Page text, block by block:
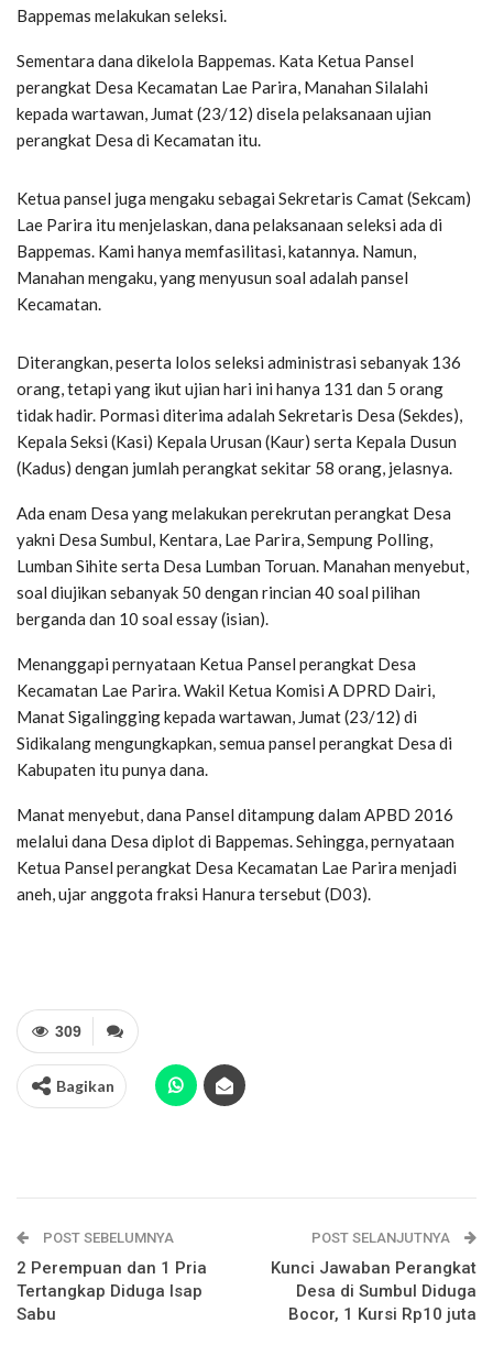
Bappemas melakukan seleksi.
Sementara dana dikelola Bappemas. Kata Ketua Pansel
perangkat Desa Kecamatan Lae Parira, Manahan Silalahi
kepada wartawan, Jumat (23/12) disela pelaksanaan ujian
perangkat Desa di Kecamatan itu.
Ketua pansel juga mengaku sebagai Sekretaris Camat (Sekcam)
Lae Parira itu menjelaskan, dana pelaksanaan seleksi ada di
Bappemas. Kami hanya memfasilitasi, katannya. Namun,
Manahan mengaku, yang menyusun soal adalah pansel
Kecamatan.
Diterangkan, peserta lolos seleksi administrasi sebanyak 136
orang, tetapi yang ikut ujian hari ini hanya 131 dan 5 orang
tidak hadir. Pormasi diterima adalah Sekretaris Desa (Sekdes),
Kepala Seksi (Kasi) Kepala Urusan (Kaur) serta Kepala Dusun
(Kadus) dengan jumlah perangkat sekitar 58 orang, jelasnya.
Ada enam Desa yang melakukan perekrutan perangkat Desa
yakni Desa Sumbul, Kentara, Lae Parira, Sempung Polling,
Lumban Sihite serta Desa Lumban Toruan. Manahan menyebut,
soal diujikan sebanyak 50 dengan rincian 40 soal pilihan
berganda dan 10 soal essay (isian).
Menanggapi pernyataan Ketua Pansel perangkat Desa
Kecamatan Lae Parira. Wakil Ketua Komisi A DPRD Dairi,
Manat Sigalingging kepada wartawan, Jumat (23/12) di
Sidikalang mengungkapkan, semua pansel perangkat Desa di
Kabupaten itu punya dana.
Manat menyebut, dana Pansel ditampung dalam APBD 2016
melalui dana Desa diplot di Bappemas. Sehingga, pernyataan
Ketua Pansel perangkat Desa Kecamatan Lae Parira menjadi
aneh, ujar anggota fraksi Hanura tersebut (D03).
309
Bagikan
POST SEBELUMNYA
2 Perempuan dan 1 Pria
Tertangkap Diduga Isap
Sabu
POST SELANJUTNYA
Kunci Jawaban Perangkat
Desa di Sumbul Diduga
Bocor, 1 Kursi Rp10 juta